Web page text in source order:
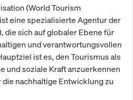
(World Tourism
eine spezialisierte Agentur der
die sich auf globaler Ebene für
und verantwortungsvollen
ist es, den Tourismus als
und soziale Kraft anzuerkennen
nachhaltige Entwicklung zu